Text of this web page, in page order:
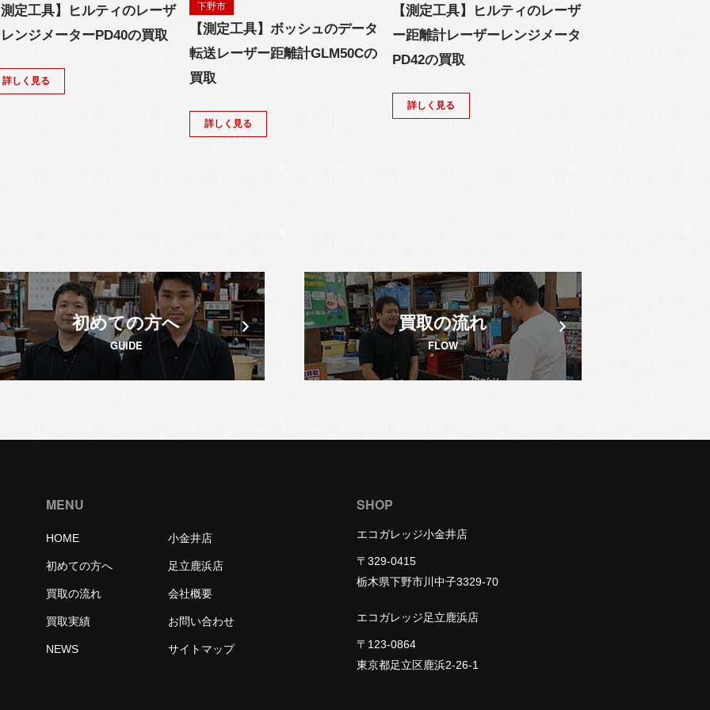
定工具】ヒルティのレーザ
ンジメーターPD40の買取
詳しく見る
下野市
【測定工具】ボッシュのデータ
転送レーザー距離計GLM50Cの
買取
詳しく見る
【測定工具】ヒルティのレーザ
ー距離計レーザーレンジメータ
PD42の買取
詳しく見る
初めての方へ
GUIDE
買取の流れ
FLOW
MENU
HOME
初めての方へ
買取の流れ
買取実績
NEWS
小金井店
足立鹿浜店
会社概要
お問い合わせ
サイトマップ
SHOP
エコガレッジ小金井店
〒329-0415
栃木県下野市川中子3329-70
エコガレッジ足立鹿浜店
〒123-0864
東京都足立区鹿浜2-26-1